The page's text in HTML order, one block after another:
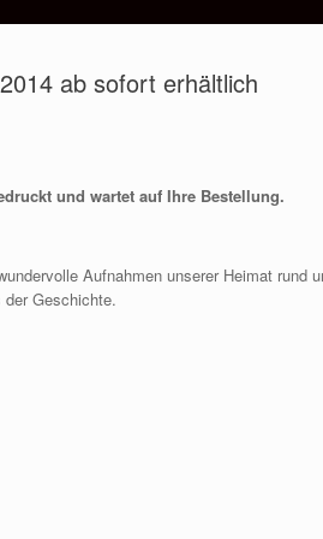
ab sofort erhältlich
und wartet auf Ihre Bestellung.
Aufnahmen unserer Heimat rund
Geschichte.